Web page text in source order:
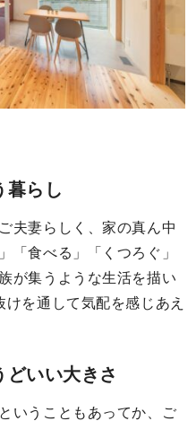
暮らし
夫妻らしく、家の真ん中
「食べる」「くつろぐ」
が集うような生活を描い
を通して気配を感じあえ
いい大きさ
いうこともあってか、ご